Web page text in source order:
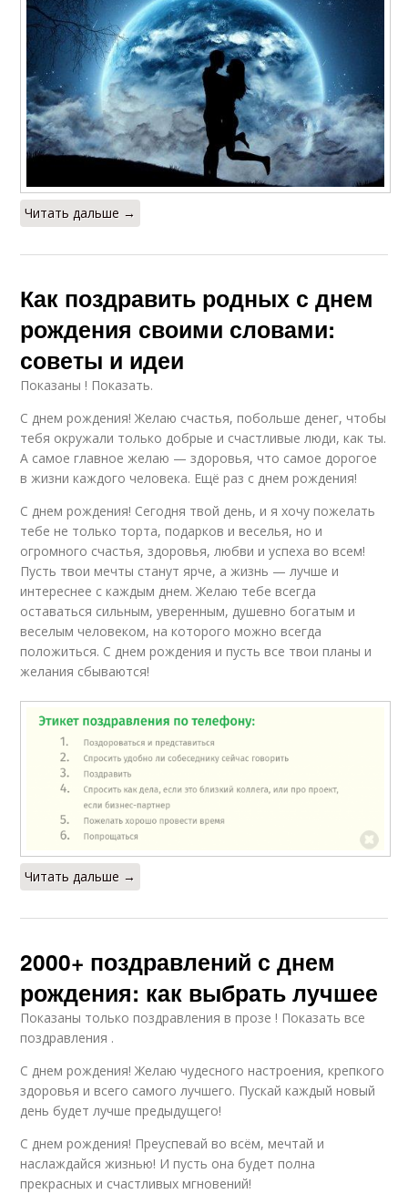
Читать дальше →
Как поздравить родных с днем
рождения своими словами:
советы и идеи
Показаны ! Показать.
С днем рождения! Желаю счастья, побольше денег, чтобы
тебя окружали только добрые и счастливые люди, как ты.
А самое главное желаю — здоровья, что самое дорогое
в жизни каждого человека. Ещё раз с днем рождения!
С днем рождения! Сегодня твой день, и я хочу пожелать
тебе не только торта, подарков и веселья, но и
огромного счастья, здоровья, любви и успеха во всем!
Пусть твои мечты станут ярче, а жизнь — лучше и
интереснее с каждым днем. Желаю тебе всегда
оставаться сильным, уверенным, душевно богатым и
веселым человеком, на которого можно всегда
положиться. С днем рождения и пусть все твои планы и
желания сбываются!
Читать дальше →
2000+ поздравлений с днем
рождения: как выбрать лучшее
Показаны только поздравления в прозе ! Показать все
поздравления .
С днем рождения! Желаю чудесного настроения, крепкого
здоровья и всего самого лучшего. Пускай каждый новый
день будет лучше предыдущего!
С днем рождения! Преуспевай во всём, мечтай и
наслаждайся жизнью! И пусть она будет полна
прекрасных и счастливых мгновений!